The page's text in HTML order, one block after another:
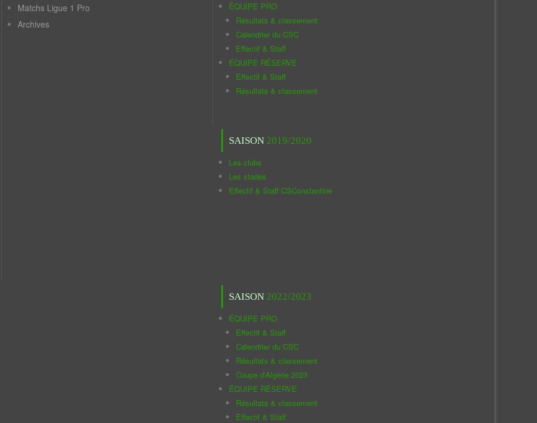
Matchs Ligue 1 Pro
Archives
ÉQUIPE PRO
Résultats & classement
Calendrier du CSC
Effectif & Staff
ÉQUIPE RÉSERVE
Effectif & Staff
Résultats & classement
SAISON 2019/2020
Les clubs
Les stades
Effectif & Staff CSConstantine
SAISON 2022/2023
ÉQUIPE PRO
Effectif & Staff
Calendrier du CSC
Résultats & classement
Coupe d'Algérie 2023
ÉQUIPE RÉSERVE
Résultats & classement
Effectif & Staff